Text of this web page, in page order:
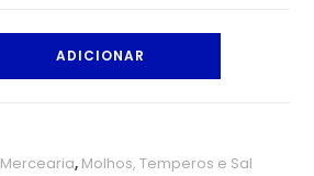
ADICIONAR
Mercearia, Molhos, Temperos e Sal